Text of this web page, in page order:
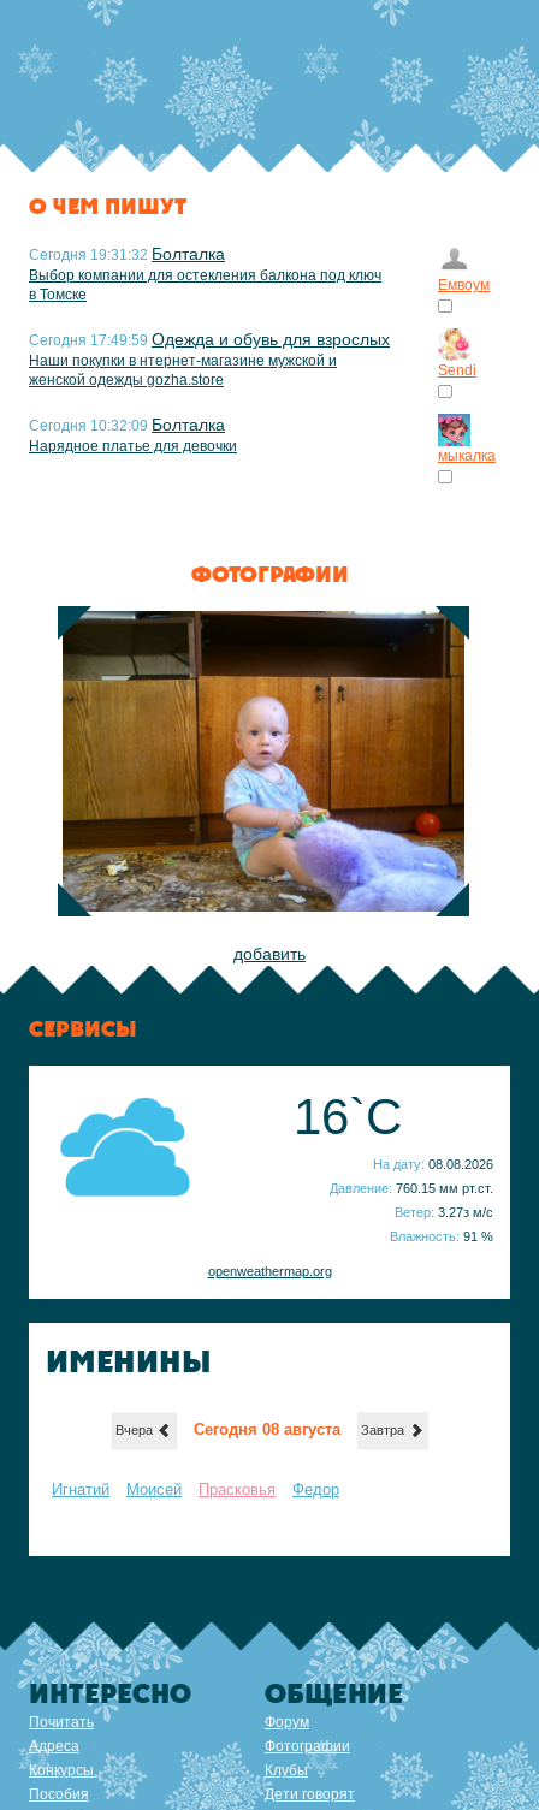
О ЧЕМ ПИШУТ
Сегодня 19:31:32 Болталка
Выбор компании для остекления балкона под ключ
в Томске
Емвоум
Сегодня 17:49:59 Одежда и обувь для взрослых
Наши покупки в нтернет-магазине мужской и
женской одежды gozha.store
Sendi
Сегодня 10:32:09 Болталка
Нарядное платье для девочки
мыкалка
ФОТОГРАФИИ
добавить
СЕРВИСЫ
16`C
На дату: 08.08.2026
Давление: 760.15 мм рт.ст.
Ветер: 3.27з м/с
Влажность: 91 %
openweathermap.org
ИМЕНИНЫ
Вчера Сегодня 08 августа Завтра
Игнатий Моисей Прасковья Федор
ИНТЕРЕСНО
Почитать
Адреса
Конкурсы
Пособия
ОБЩЕНИЕ
Форум
Фотографии
Клубы
Дети говорят